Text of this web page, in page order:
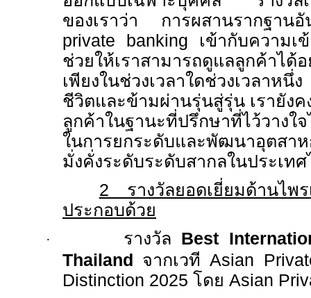
ของเราว่า การผสานรากฐา
private banking เข้ากับความเ
ช่วยให้เราสามารถดูแลลูกค้าไ
เพียงในช่วงเวลาใดช่วงเวลา
ชีวิตและข้ามผ่านรุ่นสู่รุ่น เรายัง
ลูกค้าในฐานะที่ปรึกษาที่ไว้วาง
ในการยกระดับและพัฒนาอุตสา
มั่งคั่งระดับระดับสากลในประเท
2 รางวัลยอดเยี่ยมด้านไพ
ประกอบด้วย
· รางวัล Best
Thailand จากเวทีAsian
Distinction 2025 โดย Asian